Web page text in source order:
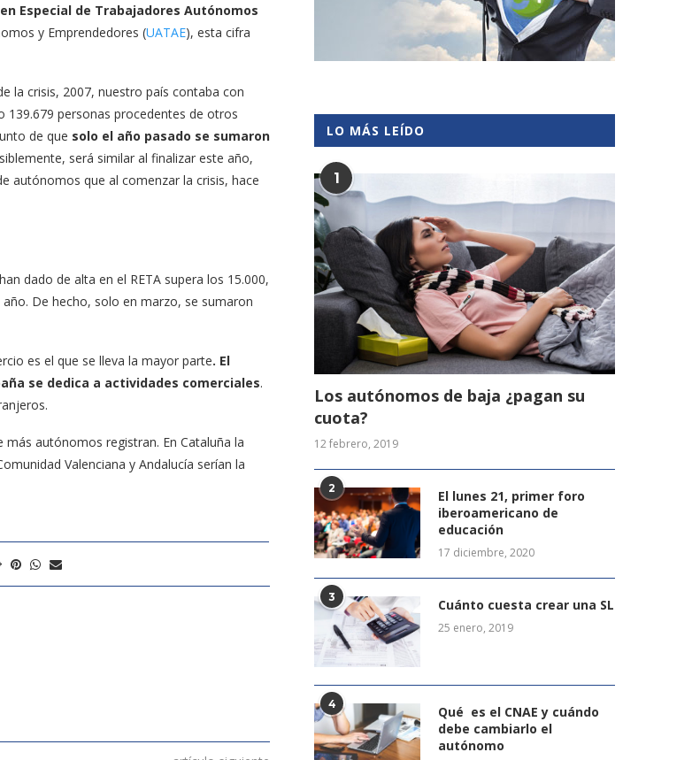
Especial de Trabajadores Autónomos
y Emprendedores (UATAE), esta cifra
la crisis, 2007, nuestro país contaba con
personas procedentes de otros
de que solo el año pasado se sumaron
será similar al finalizar este año,
autónomos que al comenzar la crisis, hace
dado de alta en el RETA supera los 15.000,
De hecho, solo en marzo, se sumaron
es el que se lleva la mayor parte. El
se dedica a actividades comerciales.
autónomos registran. En Cataluña la
Valenciana y Andalucía serían la
LO MÁS LEÍDO
1
Los autónomos de baja ¿pagan su
cuota?
12 febrero, 2019
2
El lunes 21, primer foro
iberoamericano de
educación
17 diciembre, 2020
3 Cuánto cuesta crear una SL
25 enero, 2019
4
Qué es el CNAE y cuándo
debe cambiarlo el
autónomo